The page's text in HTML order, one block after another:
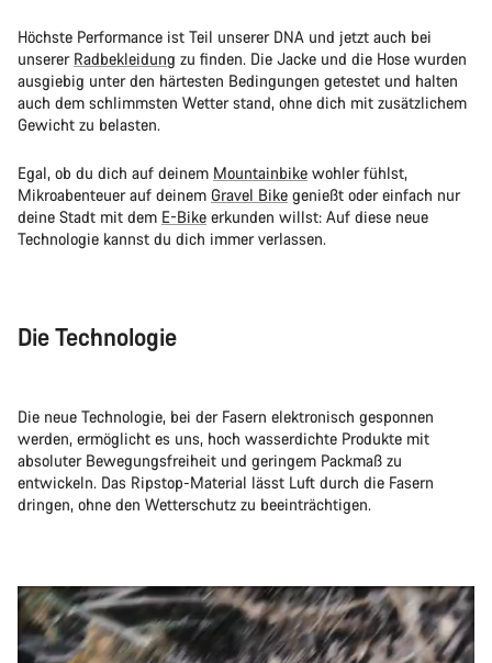
Höchste Performance ist Teil unserer DNA und jetzt auch bei
unserer Radbekleidung zu finden. Die Jacke und die Hose wurden
ausgiebig unter den härtesten Bedingungen getestet und halten
auch dem schlimmsten Wetter stand, ohne dich mit zusätzlichem
Gewicht zu belasten.
Egal, ob du dich auf deinem Mountainbike wohler fühlst,
Mikroabenteuer auf deinem Gravel Bike genießt oder einfach nur
deine Stadt mit dem E-Bike erkunden willst: Auf diese neue
Technologie kannst du dich immer verlassen.
Die Technologie
Die neue Technologie, bei der Fasern elektronisch gesponnen
werden, ermöglicht es uns, hoch wasserdichte Produkte mit
absoluter Bewegungsfreiheit und geringem Packmaß zu
entwickeln. Das Ripstop-Material lässt Luft durch die Fasern
dringen, ohne den Wetterschutz zu beeinträchtigen.